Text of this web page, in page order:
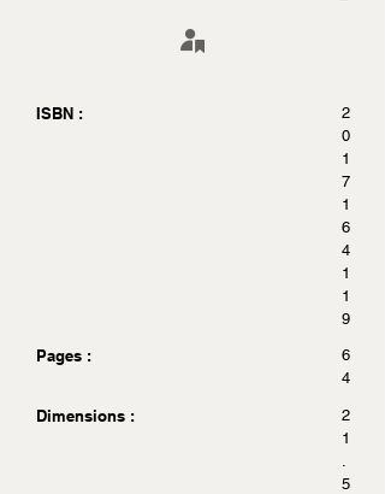
ISBN :
2
0
1
7
1
6
4
1
1
9
Pages :
6
4
Dimensions :
2
1
.
5